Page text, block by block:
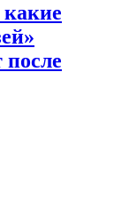
после